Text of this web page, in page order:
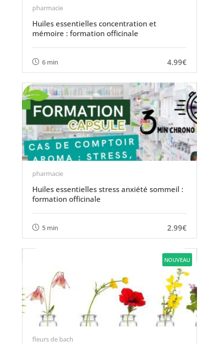
pharmacie
Huiles essentielles concentration et
mémoire : formation officinale
6 min 4.99€
pharmacie
Huiles essentielles stress anxiété sommeil :
formation officinale
5 min 2.99€
NOUVEAU
fleurs de bach